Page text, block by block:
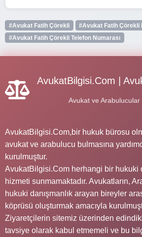
#Avukat Fatih Çörekli
#Avukat Fatih Çörekli
#Avukat Fatih Çörekli Telefon Numarası
AvukatBilgisi.Com |
Avukat ve Arabulucular
AvukatBilgisi.Com,bir hukuk bürosu
avukat ve arabulucu bulmasına
kurulmuştur.
AvukatBilgisi.Com herhangi bir hukuki
hizmeti sunmamaktadır. Avukatların,
hukuki danışmanlık arayan bireyler
köprüsü oluşturmak amacıyla
Ziyaretçilerin sitemiz üzerinden
tavsiye olarak kabul etmemeli ve bu